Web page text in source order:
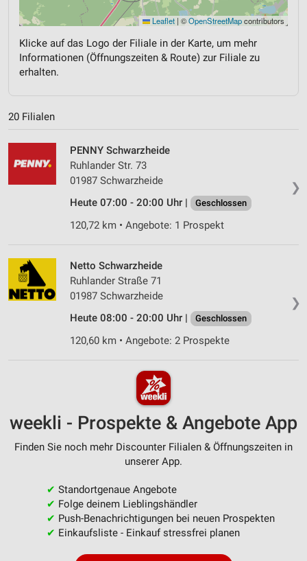
Leaflet | ©OpenStreetMapcontributors
Klicke auf das Logo der Filiale in der Karte, um mehr
Informationen (Öffnungszeiten & Route) zur Filiale zu
erhalten.
20 Filialen
❯
PENNY Schwarzheide
Ruhlander Str. 73
01987 Schwarzheide
Heute 07:00 - 20:00 Uhr |
Geschlossen
120,72 km • Angebote: 1 Prospekt
❯
Netto Schwarzheide
Ruhlander Straße 71
01987 Schwarzheide
Heute 08:00 - 20:00 Uhr |
Geschlossen
120,60 km • Angebote: 2 Prospekte
weekli - Prospekte & Angebote App
Finden Sie noch mehr Discounter Filialen & Öffnungszeiten in
unserer App.
✔ Standortgenaue Angebote
✔ Folge deinem Lieblingshändler
✔ Push-Benachrichtigungen bei neuen Prospekten
✔ Einkaufsliste - Einkauf stressfrei planen